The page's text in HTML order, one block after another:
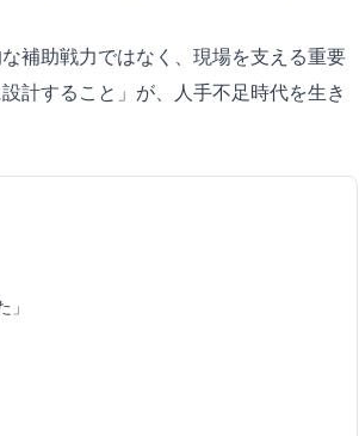
補助戦力ではなく、現場を支える重要
計すること」が、人手不足時代を生き